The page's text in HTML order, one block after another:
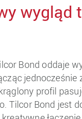
wygląd
Bond oddaje
jednocześnie
profil
Tilcor Bond jest